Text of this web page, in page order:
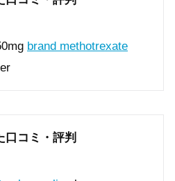
brand methotrexate
口コミ・評判